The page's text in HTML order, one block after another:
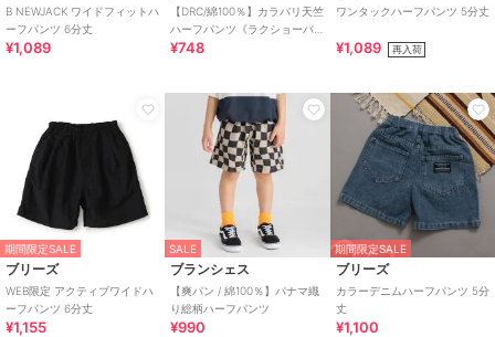
B NEWJACK ワイドフィットハ
ーフパンツ 6分丈
¥1,089
【DRC/綿100％】カラバリ天竺
ハーフパンツ《ラクショーパ
ンツ》WEB限定カラーあり
¥748
ワンタックハーフパンツ 5分丈
¥1,089 再入荷
期間限定SALE
ブリーズ
WEB限定 アクティブワイドハ
ーフパンツ 6分丈
¥1,155
SALE
ブランシェス
【爽パン / 綿100％】パナマ織
り総柄ハーフパンツ
¥990
期間限定SALE
ブリーズ
カラーデニムハーフパンツ 5分
丈
¥1,100